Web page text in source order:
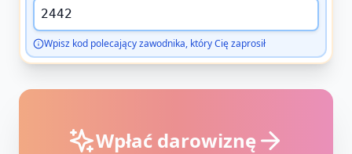
Wpisz kod polecający zawodnika, który Cię zaprosił
Wpłać darowiznę